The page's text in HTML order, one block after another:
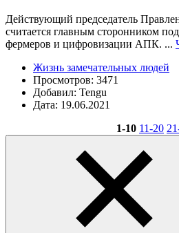
Действующий председатель
считается главным сторонником
фермеров и цифровизации АПК. ...
Жизнь замечательных людей
Просмотров: 3471
Добавил: Tengu
Дата: 19.06.2021
1-10 11-20